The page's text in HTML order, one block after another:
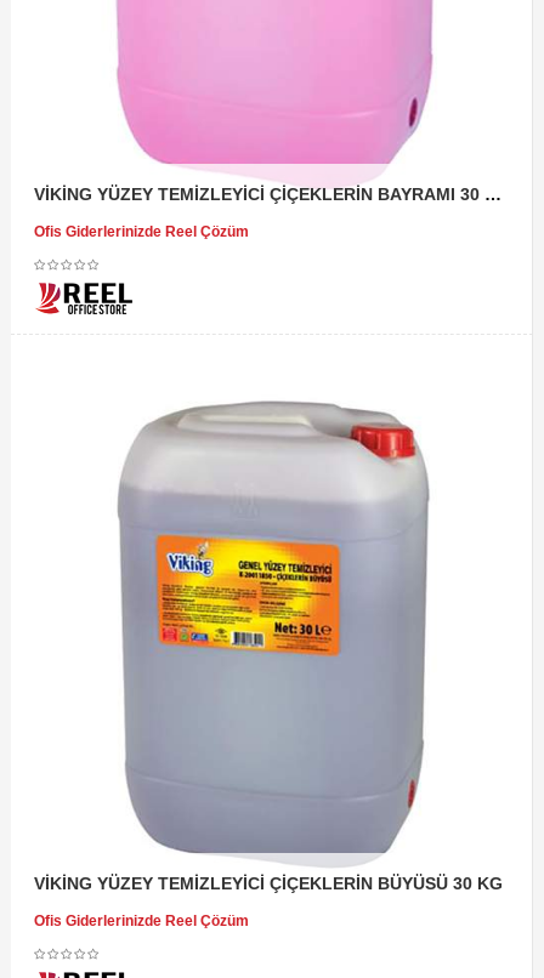
VİKİNG YÜZEY TEMİZLEYİCİ ÇİÇEKLERİN BAYRAMI 30 KG
Ofis Giderlerinizde Reel Çözüm
VİKİNG YÜZEY TEMİZLEYİCİ ÇİÇEKLERİN BÜYÜSÜ 30 KG
Ofis Giderlerinizde Reel Çözüm